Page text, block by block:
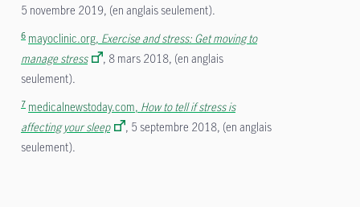
5 novembre 2019, (en anglais seulement).
6 mayoclinic.org, Exercise and stress: Get moving to
manage stress
, 8 mars 2018, (en anglais
seulement).
7 medicalnewstoday.com, How to tell if stress is
affecting your sleep
, 5 septembre 2018, (en anglais
seulement).